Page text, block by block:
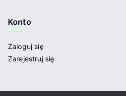
Konto
Zaloguj się
Zarejestruj się